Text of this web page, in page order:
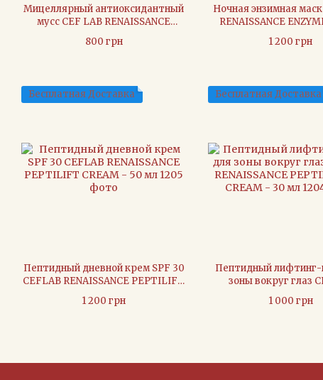
Мицеллярный антиоксидантный
мусс CEF LAB RENAISSANCE
мл
800 грн
Ночная энзимная
RENAISSANCE
MASK - 50 мл
1 200 грн
Бесплатная Доставка
Пептидный дневной крем SPF 30
CEFLAB RENAISSANCE PEPTILIFT
CREAM - 50 мл
1 200 грн
Бесплатная Доставка
Пептидный
зоны вокруг глаз
RENAISSANCE
CREAM - 30 мл
1 000 грн